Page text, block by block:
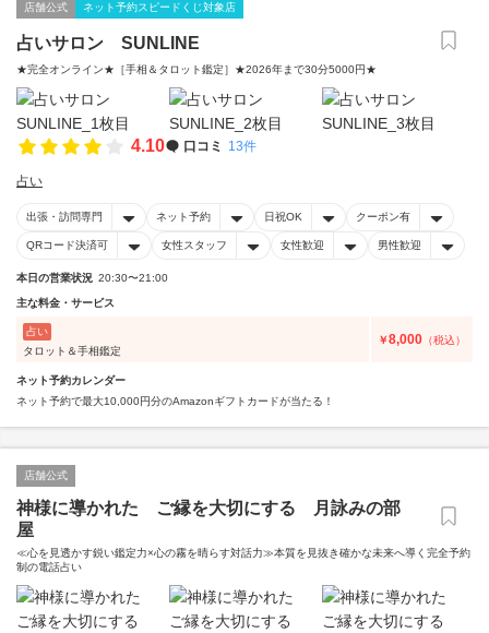
店舗公式 ネット予約スピードくじ対象店
占いサロン SUNLINE
★完全オンライン★［手相＆タロット鑑定］★2026年まで30分5000円★
4.10 口コミ 13件
占い
出張・訪問専門 ネット予約 日祝OK クーポン有
QRコード決済可 女性スタッフ 女性歓迎 男性歓迎
本日の営業状況 20:30〜21:00
主な料金・サービス
占い
タロット＆手相鑑定
￥8,000 （税込）
ネット予約カレンダー
ネット予約で最大10,000円分のAmazonギフトカードが当たる！
店舗公式
神様に導かれた ご縁を大切にする 月詠みの部
屋
≪心を見透かす鋭い鑑定力×心の霧を晴らす対話力≫本質を見抜き確かな未来へ導く完全予約
制の電話占い